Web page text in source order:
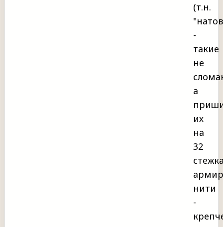
(т.н.
-
такие
не
а
их
на
32
нити
-